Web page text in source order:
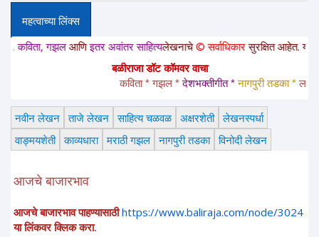
महत्वाच्या लिंक्स
गझलआणिइतर अवांतर साहित्यलेखनाचे© सर्वाधिकारसुरक्षित आहेत. या साईटवरचे
बळीराजा डॉट कॉमवर वाचा
कविता * गझल * देशभक्तीगीत * नागपुरी तडका * लावणी *
नवीन लेखन ताजे लेखन साहित्य चळवळ अक्षरशेती लेखनस्पर्धा
वाङ्मयशेती काव्यधारा मराठी गझल नागपुरी तडका विनोदी लेखन
आजचे बाजारभाव
आजचे बाजारभाव पाहण्यासाठी https://www.baliraja.com/node/3024
या लिंकवर क्लिक करा.